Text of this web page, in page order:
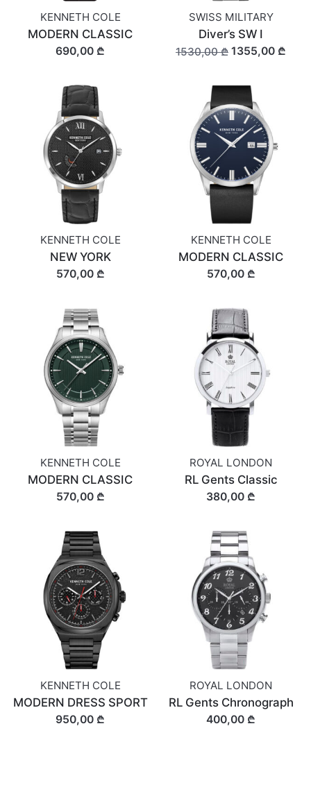
KENNETH COLE
MODERN CLASSIC
690,00 ₾
SWISS MILITARY
Diver’s SW I
1530,00 ₾ 1355,00 ₾
KENNETH COLE
NEW YORK
570,00 ₾
KENNETH COLE
MODERN CLASSIC
570,00 ₾
KENNETH COLE
MODERN CLASSIC
570,00 ₾
ROYAL LONDON
RL Gents Classic
380,00 ₾
KENNETH COLE
MODERN DRESS SPORT
950,00 ₾
ROYAL LONDON
RL Gents Chronograph
400,00 ₾